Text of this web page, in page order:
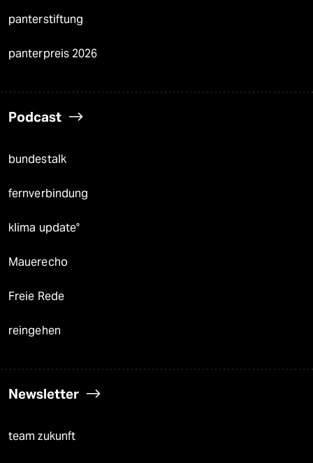
panterstiftung
panterpreis 2026
Podcast
bundestalk
fernverbindung
klima update°
Mauerecho
Freie Rede
reingehen
Newsletter
team zukunft